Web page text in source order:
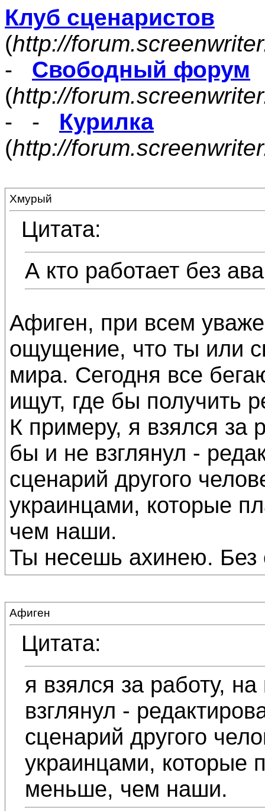
Клуб сценаристов
(http://
- Свободный форум
(http://
- - Курилка
(http://
Хмурый
Цитата:
А кто работает без
Афиген, при всем
ощущение, что ты или
мира. Сегодня все
ищут, где бы получить
К примеру, я взялся за
бы и не взглянул -
сценарий другого
украинцами, которые
чем наши.
Ты несешь ахинею. Без
Афиген
Цитата:
я взялся за работу,
взглянул -
сценарий другого
украинцами, которые
меньше, чем наши.